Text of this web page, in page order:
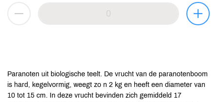
Paranoten uit biologische teelt. De vrucht van de paranotenboom
is hard, kegelvormig, weegt zo n 2 kg en heeft een diameter van
10 tot 15 cm. In deze vrucht bevinden zich gemiddeld 17